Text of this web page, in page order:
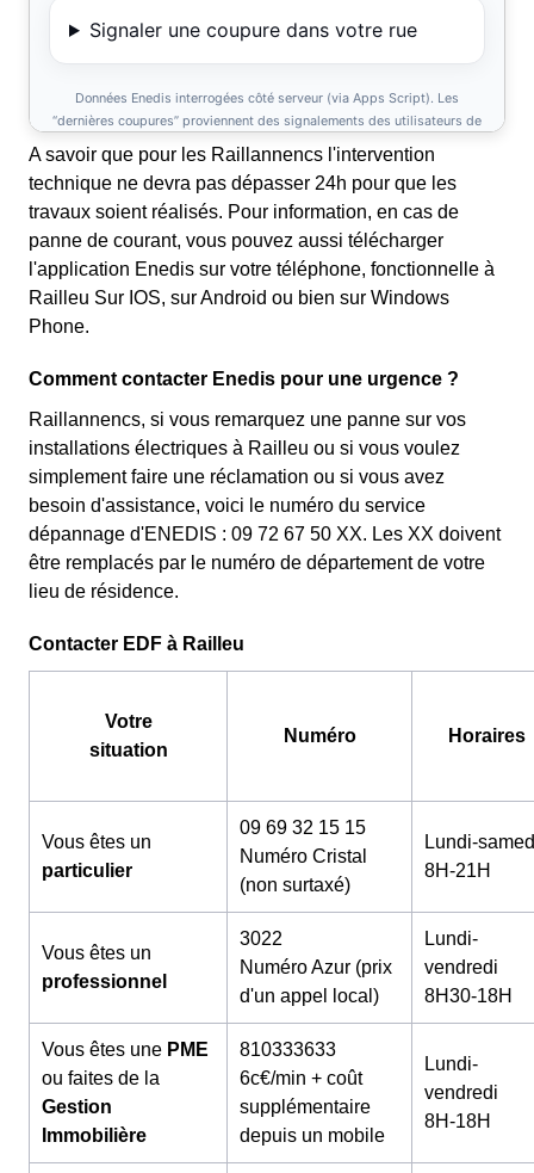
A savoir que pour les Raillannencs l'intervention
technique ne devra pas dépasser 24h pour que les
travaux soient réalisés. Pour information, en cas de
panne de courant, vous pouvez aussi télécharger
l'application Enedis sur votre téléphone, fonctionnelle à
Railleu Sur IOS, sur Android ou bien sur Windows
Phone.
Comment contacter Enedis pour une urgence ?
Raillannencs, si vous remarquez une panne sur vos
installations électriques à Railleu ou si vous voulez
simplement faire une réclamation ou si vous avez
besoin d'assistance, voici le numéro du service
dépannage d'ENEDIS : 09 72 67 50 XX. Les XX doivent
être remplacés par le numéro de département de votre
lieu de résidence.
Contacter EDF à Railleu
Votre
situation
Numéro Horaires
Vous êtes un
particulier
09 69 32 15 15
Numéro Cristal
(non surtaxé)
Lundi-
8H-21H
Vous êtes un
professionnel
3022
Numéro Azur (prix
d'un appel local)
Lundi-
vendredi
8H30-18H
Vous êtes une PME
ou faites de la
Gestion
Immobilière
810333633
6c€/min + coût
supplémentaire
depuis un mobile
Lundi-
vendredi
8H-18H